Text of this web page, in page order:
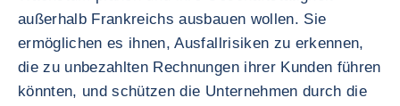
außerhalb Frankreichs ausbauen wollen. Sie
ermöglichen es ihnen, Ausfallrisiken zu erkennen,
die zu unbezahlten Rechnungen ihrer Kunden führen
könnten, und schützen die Unternehmen durch die